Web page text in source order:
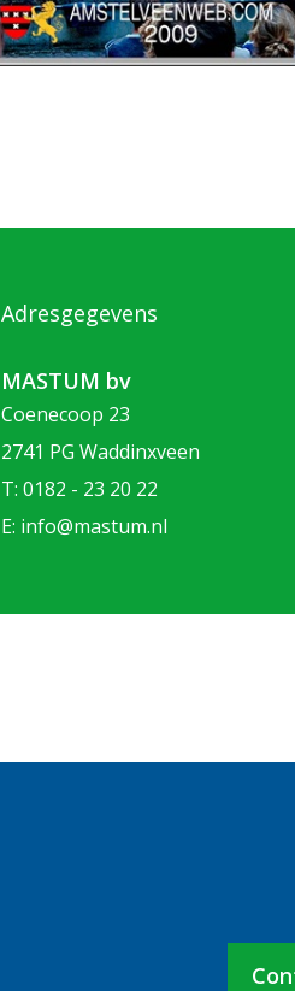
Adresgegevens
MASTUM bv
Coenecoop 23
2741 PG Waddinxveen
T: 0182 - 23 20 22
E: info@mastum.nl